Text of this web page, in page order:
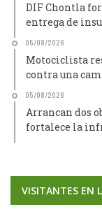
DIF Chontla
entrega de
05/08/2026
Motociclista
contra una
05/08/2026
Arrancan dos
fortalece la
VISITANTES EN